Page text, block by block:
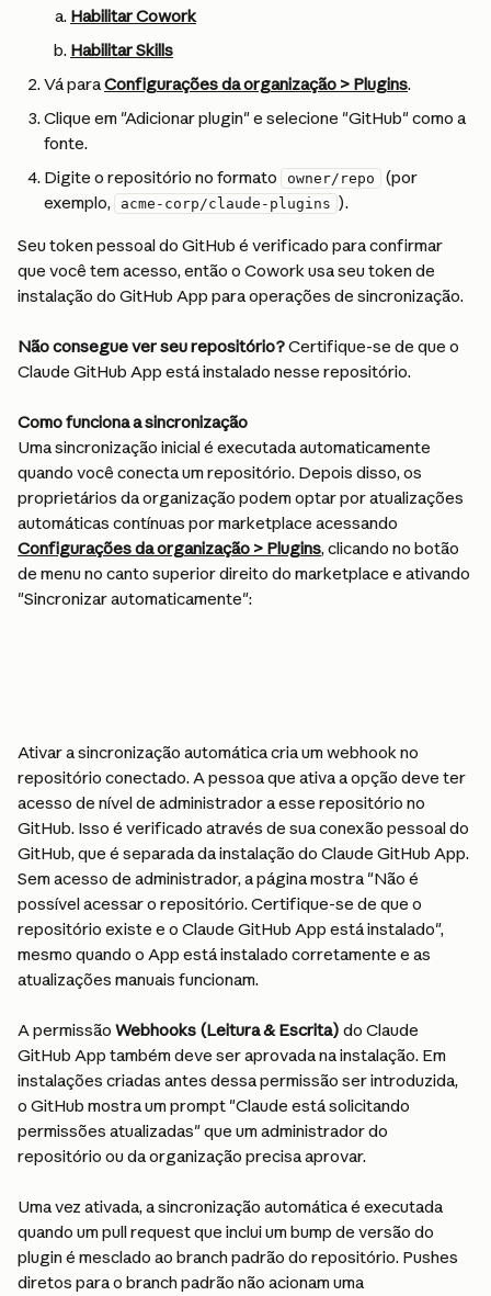
Habilitar Cowork
Habilitar Skills
Vá para Configurações da organização > Plugins.
Clique em "Adicionar plugin" e selecione "GitHub" como a
fonte.
Digite o repositório no formato
owner/repo
(por
exemplo,
acme-corp/claude-plugins ).
Seu token pessoal do GitHub é verificado para confirmar
que você tem acesso, então o Cowork usa seu token de
instalação do GitHub App para operações de sincronização.
Não consegue ver seu repositório? Certifique-se de que o
Claude GitHub App está instalado nesse repositório.
Como funciona a sincronização
Uma sincronização inicial é executada automaticamente
quando você conecta um repositório. Depois disso, os
proprietários da organização podem optar por atualizações
automáticas contínuas por marketplace acessando
Configurações da organização > Plugins, clicando no botão
de menu no canto superior direito do marketplace e ativando
"Sincronizar automaticamente":
Ativar a sincronização automática cria um webhook no
repositório conectado. A pessoa que ativa a opção deve ter
acesso de nível de administrador a esse repositório no
GitHub. Isso é verificado através de sua conexão pessoal do
GitHub, que é separada da instalação do Claude GitHub App.
Sem acesso de administrador, a página mostra "Não é
possível acessar o repositório. Certifique-se de que o
repositório existe e o Claude GitHub App está instalado",
mesmo quando o App está instalado corretamente e as
atualizações manuais funcionam.
A permissão Webhooks (Leitura & Escrita) do Claude
GitHub App também deve ser aprovada na instalação. Em
instalações criadas antes dessa permissão ser introduzida,
o GitHub mostra um prompt "Claude está solicitando
permissões atualizadas" que um administrador do
repositório ou da organização precisa aprovar.
Uma vez ativada, a sincronização automática é executada
quando um pull request que inclui um bump de versão do
plugin é mesclado ao branch padrão do repositório. Pushes
diretos para o branch padrão não acionam uma